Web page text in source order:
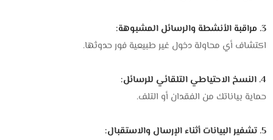
3. مراقبة الأنشطة والرسائل المشبوهة:
اكتشاف أي محاولة دخول غير طبيعية فور حدوثها.
4. النسخ الاحتياطي التلقائي للرسائل:
حماية بياناتك من الفقدان أو التلف.
5. تشفير البيانات أثناء الإرسال والاستقبال: